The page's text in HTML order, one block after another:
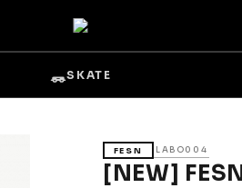
SKATE
FESN LABO004
[NEW]